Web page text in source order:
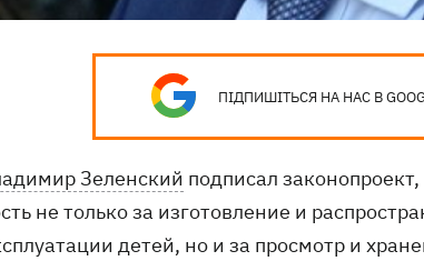
ПІДПИШІТЬСЯ НА НАС В
Зеленский подписал
не только за изготовление и
детей, но и за просмотр и